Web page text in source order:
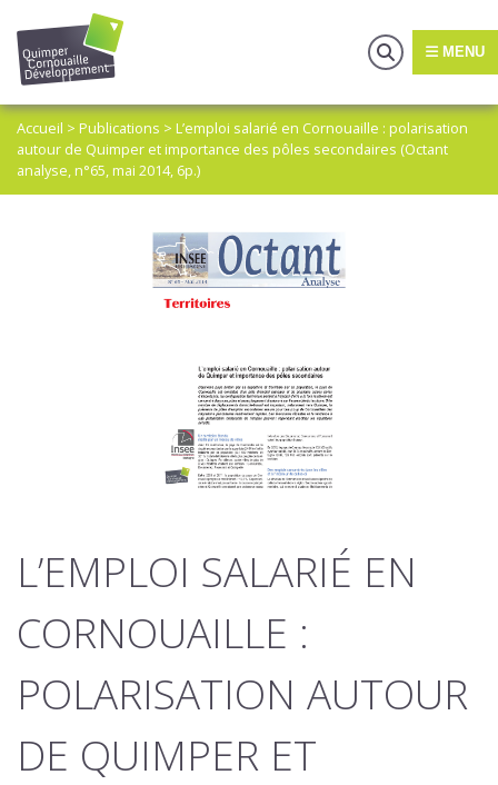
MENU
Accueil > Publications > L’emploi salarié en Cornouaille : polarisation
autour de Quimper et importance des pôles secondaires (Octant
analyse, n°65, mai 2014, 6p.)
L’EMPLOI SALARIÉ EN
CORNOUAILLE :
POLARISATION AUTOUR
DE QUIMPER ET